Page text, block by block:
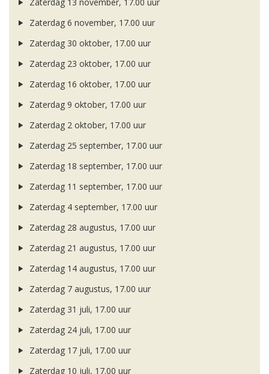
Zaterdag 13 november, 17.00 uur
Zaterdag 6 november, 17.00 uur
Zaterdag 30 oktober, 17.00 uur
Zaterdag 23 oktober, 17.00 uur
Zaterdag 16 oktober, 17.00 uur
Zaterdag 9 oktober, 17.00 uur
Zaterdag 2 oktober, 17.00 uur
Zaterdag 25 september, 17.00 uur
Zaterdag 18 september, 17.00 uur
Zaterdag 11 september, 17.00 uur
Zaterdag 4 september, 17.00 uur
Zaterdag 28 augustus, 17.00 uur
Zaterdag 21 augustus, 17.00 uur
Zaterdag 14 augustus, 17.00 uur
Zaterdag 7 augustus, 17.00 uur
Zaterdag 31 juli, 17.00 uur
Zaterdag 24 juli, 17.00 uur
Zaterdag 17 juli, 17.00 uur
Zaterdag 10 juli, 17.00 uur